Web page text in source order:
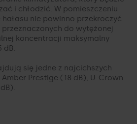
i chłodzić. W pomieszczeniu
nie powinno przekroczyć
do wytężonej
koncentracji maksymalny
się jedne z najcichszych
Prestige (18 dB), U-Crown